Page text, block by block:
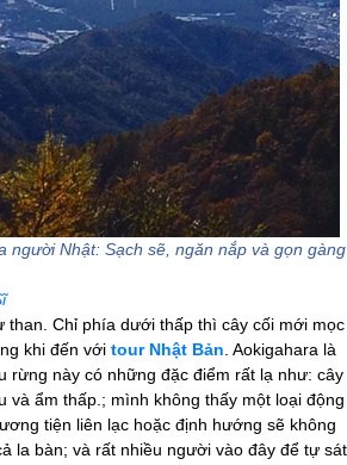
người Nhật: Sạch sẽ, ngăn nắp và gọn gàng
Chỉ phía dưới thấp thì cây cối mới mọc
khi đến với tour Nhật Bản . Aokigahara là
rừng này có những đặc điểm rất lạ như: cây
và ẩm thấp.; mình không thấy một loại động
tiện liên lạc hoặc định hướng sẽ không
la bàn; và rất nhiều người vào đây để tự sát.